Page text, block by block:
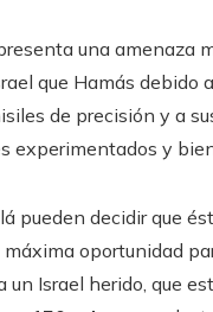
una amenaza
que Hamás debido
de precisión y a
experimentados y
pueden decidir que
oportunidad
un Israel herido, que